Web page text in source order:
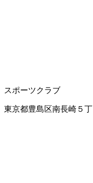
スポーツクラブ
東京都豊島区南長崎５